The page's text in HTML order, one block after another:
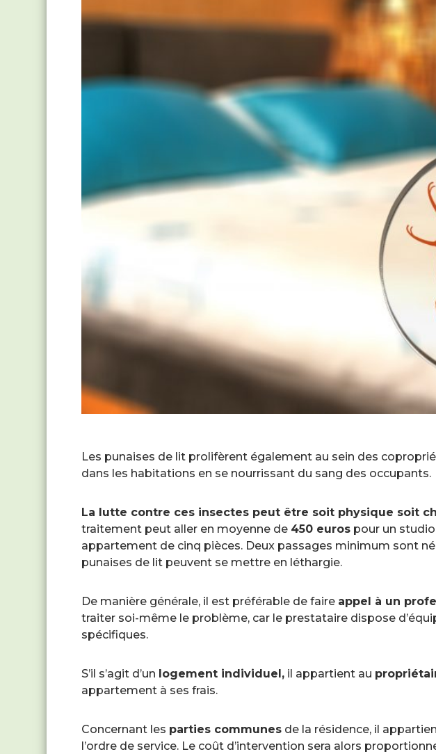
Les punaises de lit prolifèrent également au sein des
dans les habitations en se nourrissant du sang des occupants.
La lutte contre ces insectes peut être soit physique soit
traitement peut aller en moyenne de 450 euros pour un
appartement de cinq pièces. Deux passages minimum sont
punaises de lit peuvent se mettre en léthargie.
De manière générale, il est préférable de faire appel à un
traiter soi-même le problème, car le prestataire dispose
spécifiques.
S’il s’agit d’un logement individuel, il appartient au
appartement à ses frais.
Concernant les parties communes de la résidence, il
l’ordre de service. Le coût d’intervention sera alors